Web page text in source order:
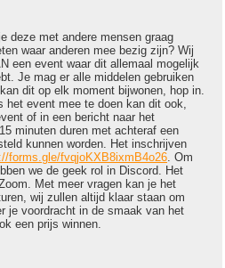
deze met andere mensen graag
waar anderen mee bezig zijn? Wij
een event waar dit allemaal mogelijk
Je mag er alle middelen gebruiken
dit op elk moment bijwonen, hop in.
het event mee te doen kan dit ook,
of in een bericht naar het
minuten duren met achteraf een
kunnen worden. Het inschrijven
forms.gle/fvqjoKXB8ixmB4o26. Om
we de geek rol in Discord. Het
Met meer vragen kan je het
wij zullen altijd klaar staan om
je voordracht in de smaak van het
een prijs winnen.